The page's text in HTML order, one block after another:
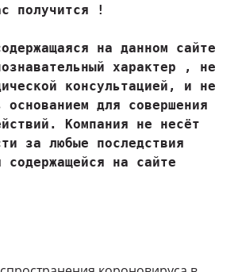
получится !
на данном сайте
характер , не
консультацией, и не
основанием для совершения
Компания не несёт
за любые последствия
содержащейся на сайте